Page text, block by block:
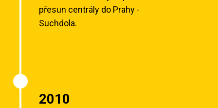
přesun centrály do Prahy -
Suchdola.
2010